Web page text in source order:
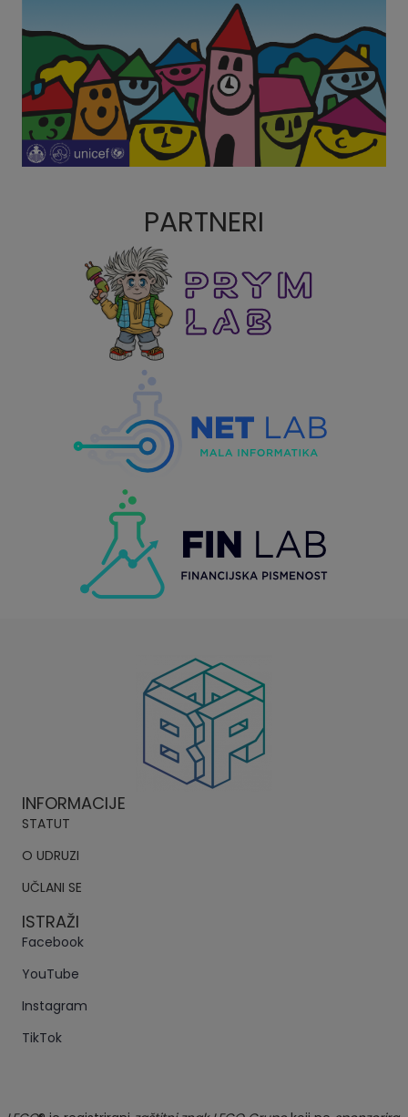
PARTNERI
INFORMACIJE
STATUT
O UDRUZI
UČLANI SE
ISTRAŽI
Facebook
YouTube
Instagram
TikTok